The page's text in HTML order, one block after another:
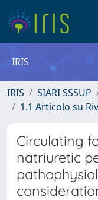
IRIS
IRIS SIARI SSSUP
1.1 Articolo su
Circulating
natriuretic